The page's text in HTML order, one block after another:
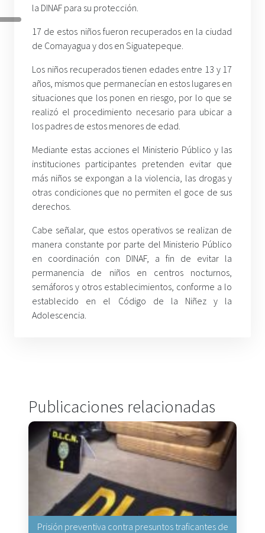
la DINAF para su protección.
17 de estos niños fueron recuperados en la ciudad
de Comayagua y dos en Siguatepeque.
Los niños recuperados tienen edades entre 13 y 17
años, mismos que permanecían en estos lugares en
situaciones que los ponen en riesgo, por lo que se
realizó el procedimiento necesario para ubicar a
los padres de estos menores de edad.
Mediante estas acciones el Ministerio Público y las
instituciones participantes pretenden evitar que
más niños se expongan a la violencia, las drogas y
otras condiciones que no permiten el goce de sus
derechos.
Cabe señalar, que estos operativos se realizan de
manera constante por parte del Ministerio Público
en coordinación con DINAF, a fin de evitar la
permanencia de niños en centros nocturnos,
semáforos y otros establecimientos, conforme a lo
establecido en el Código de la Niñez y la
Adolescencia.
Publicaciones relacionadas
Prisión preventiva contra presuntos traficantes de